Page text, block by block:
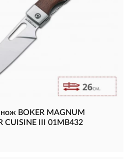
BOKER MAGNUM
CUISINE III 01MB432